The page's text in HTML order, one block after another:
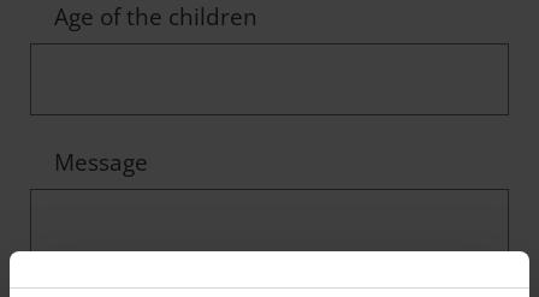
Age of the children
Message